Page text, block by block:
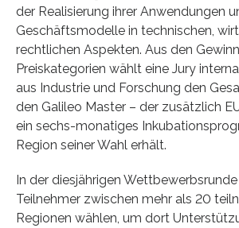
der Realisierung ihrer Anwendungen
Geschäftsmodelle in technischen,
rechtlichen Aspekten. Aus den
Preiskategorien wählt eine Jury
aus Industrie und Forschung den
den Galileo Master – der zusätzlich
ein sechs-monatiges
Region seiner Wahl erhält.
In der diesjährigen
Teilnehmer zwischen mehr als 20
Regionen wählen, um dort